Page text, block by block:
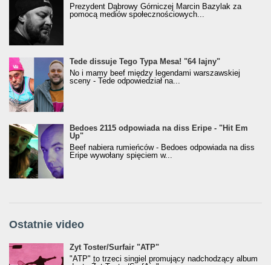
Prezydent Dąbrowy Górniczej Marcin Bazylak za
pomocą mediów społecznościowych...
Tede dissuje Tego Typa Mesa! "64 lajny"
No i mamy beef między legendami warszawskiej
sceny - Tede odpowiedział na...
Bedoes 2115 odpowiada na diss Eripe - "Hit Em
Up"
Beef nabiera rumieńców - Bedoes odpowiada na diss
Eripe wywołany spięciem w...
Ostatnie video
Żyt Toster/SurfAir - ATP VIDEO
Żyt Toster/Surfair "ATP"
"ATP" to trzeci singiel promujący nadchodzący album